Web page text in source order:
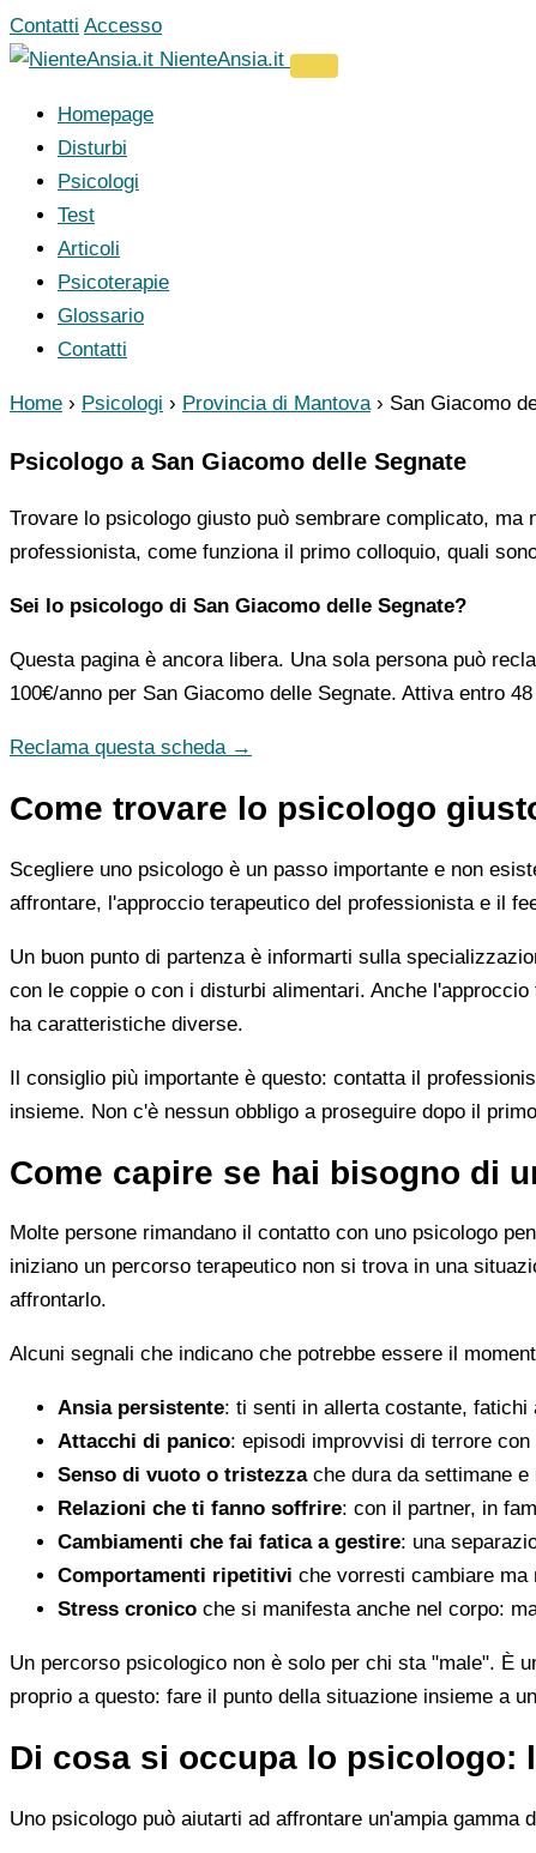
Vai
al
Contatti Accesso
NienteAnsia.it
Homepage
Disturbi
Psicologi
Test
Articoli
Psicoterapie
Glossario
Contatti
Home › Psicologi › Provincia di Mantova › San Giacomo
Psicologo a San Giacomo delle Segnate
Trovare lo psicologo giusto può sembrare complicato,
professionista, come funziona il primo colloquio, quali
Sei lo psicologo di San Giacomo delle Segnate?
Questa pagina è ancora libera. Una sola persona può
100€/anno per San Giacomo delle Segnate. Attiva entro
Reclama questa scheda →
Come trovare lo psicologo
Scegliere uno psicologo è un passo importante e non
affrontare, l'approccio terapeutico del professionista e il
Un buon punto di partenza è informarti sulla
con le coppie o con i disturbi alimentari. Anche
ha caratteristiche diverse.
Il consiglio più importante è questo: contatta il
insieme. Non c'è nessun obbligo a proseguire dopo il
Come capire se hai bisogno di
Molte persone rimandano il contatto con uno psicologo
iniziano un percorso terapeutico non si trova in una
affrontarlo.
Alcuni segnali che indicano che potrebbe essere il
Ansia persistente: ti senti in allerta costante,
Attacchi di panico: episodi improvvisi di terrore
Senso di vuoto o tristezzache dura da settimane e
Relazioni che ti fanno soffrire: con il partner, in
Cambiamenti che fai fatica a gestire: una
Comportamenti ripetitivi che vorresti cambiare
Stress cronico che si manifesta anche nel corpo:
Un percorso psicologico non è solo per chi sta "male". È
proprio a questo: fare il punto della situazione insieme a
Di cosa si occupa lo psicologo:
Uno psicologo può aiutarti ad affrontare un'ampia